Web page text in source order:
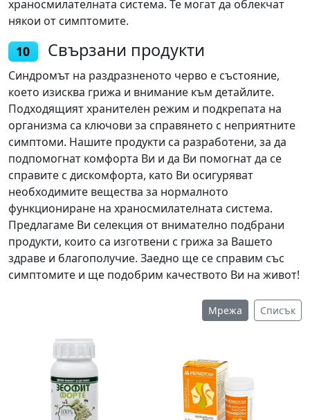
храносмилателната система. Те могат да облекчат
някои от симптомите.
10 Свързани продукти
Синдромът на раздразненото черво е състояние,
което изисква грижа и внимание към детайлите.
Подходящият хранителен режим и подкрепата на
организма са ключови за справянето с неприятните
симптоми. Нашите продукти са разработени, за да
подпомогнат комфорта Ви и да Ви помогнат да се
справите с дискомфорта, като Ви осигуряват
необходимите вещества за нормалното
функциониране на храносмилателната система.
Предлагаме Ви селекция от внимателно подбрани
продукти, които са изготвени с грижа за Вашето
здраве и благополучие. Заедно ще се справим със
симптомите и ще подобрим качеството Ви на живот!
Мрежа Списък